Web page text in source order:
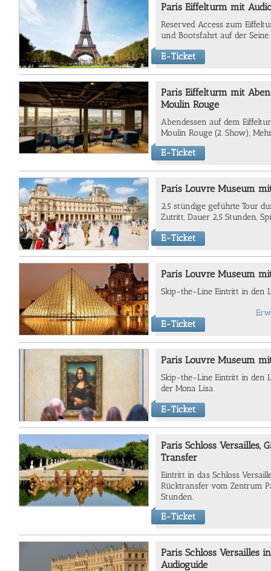
Paris Eiffelturm mit
Reserved Access zum
und Bootsfahrt auf der Seine.
E-Ticket
Paris Eiffelturm mit
Moulin Rouge
Abendessen auf dem
Moulin Rouge (2. Show),
E-Ticket
Paris Louvre Museum
2,5 stündige geführte Tour
Zutritt, Dauer 2,5 Stunden,
E-Ticket
Paris Louvre Museum
Skip-the-Line Eintritt in den
E-Ticket
Paris Louvre Museum
Skip-the-Line Eintritt in den
der Mona Lisa.
E-Ticket
Paris Schloss Versailles,
Transfer
Eintritt in das Schloss
Rücktransfer vom Zentrum
Stunden.
E-Ticket
Paris Schloss Versailles
Audioguide